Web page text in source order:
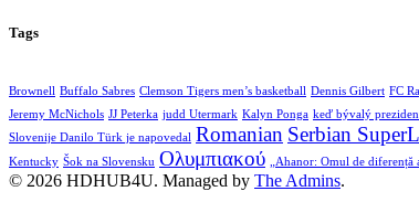
Tags
Brownell Buffalo Sabres Clemson Tigers men’s basketball Dennis Gilbert FC
Jeremy McNichols JJ Peterka judd Utermark Kalyn Ponga keď bývalý
Slovenije Danilo Türk je napovedal Romanian Serbian
Kentucky Šok na Slovensku Ολυμπιακού „Ahanor: Omul de
© 2026 HDHUB4U. Managed by The Admins.